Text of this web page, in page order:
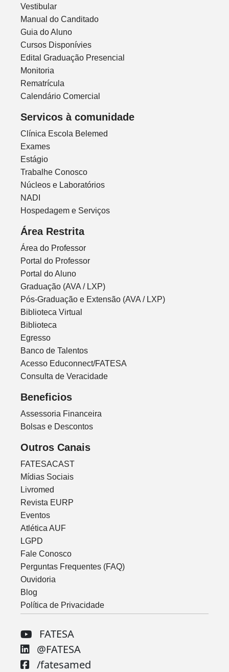
Vestibular
Manual do Canditado
Guia do Aluno
Cursos Disponívies
Edital Graduação Presencial
Monitoria
Rematrícula
Calendário Comercial
Servicos à comunidade
Clínica Escola Belemed
Exames
Estágio
Trabalhe Conosco
Núcleos e Laboratórios
NADI
Hospedagem e Serviços
Área Restrita
Área do Professor
Portal do Professor
Portal do Aluno
Graduação (AVA / LXP)
Pós-Graduação e Extensão (AVA / LXP)
Biblioteca Virtual
Biblioteca
Egresso
Banco de Talentos
Acesso Educonnect/FATESA
Consulta de Veracidade
Beneficios
Assessoria Financeira
Bolsas e Descontos
Outros Canais
FATESACAST
Mídias Sociais
Livromed
Revista EURP
Eventos
Atlética AUF
LGPD
Fale Conosco
Perguntas Frequentes (FAQ)
Ouvidoria
Blog
Política de Privacidade
FATESA
@FATESA
/fatesamed